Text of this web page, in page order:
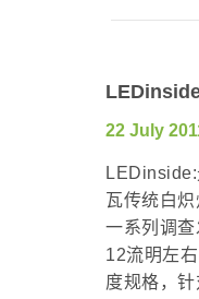
22 July
瓦传统白
一系列调
12流明左
度规格，